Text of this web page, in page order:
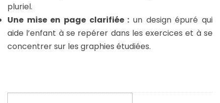
pluriel.
Une mise en page clarifiée : un design épuré qui
aide l’enfant à se repérer dans les exercices et à se
concentrer sur les graphies étudiées.